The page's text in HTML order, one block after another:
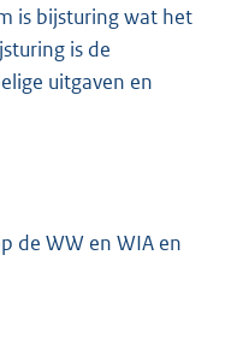
is bijsturing wat het
is de
uitgaven en
de WW en WIA en